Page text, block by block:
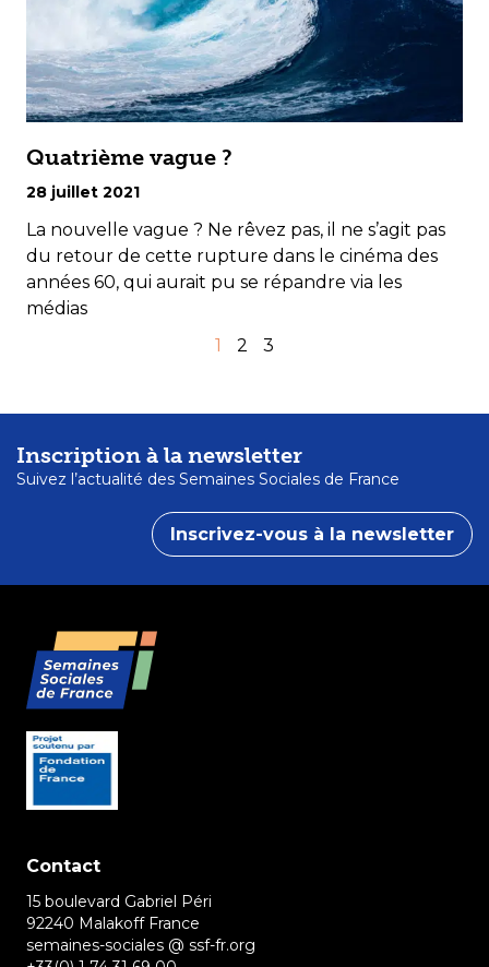
Quatrième vague ?
28 juillet 2021
La nouvelle vague ? Ne rêvez pas, il ne s’agit pas
du retour de cette rupture dans le cinéma des
années 60, qui aurait pu se répandre via les
médias
1
2 3
Inscription à la newsletter
Suivez l’actualité des Semaines Sociales de France
Inscrivez-vous à la newsletter
Contact
15 boulevard Gabriel Péri
92240 Malakoff France
semaines-sociales @ ssf-fr.org